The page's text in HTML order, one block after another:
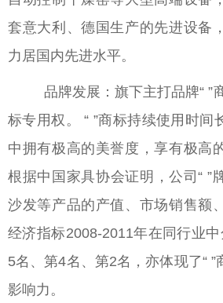
套意大利、德国生产的先进设备
力居国内先进水平。
品牌发展：旗下主打品牌“ ”
标专用权。 “ ”商标持续使用时间
中拥有极高的美誉度，享有极高
根据中国家具协会证明，公司“ ”
沙发等产品的产值、市场销售额
经济指标2008-2011年在同行业
5名、第4名、第2名，亦体现了“
影响力。